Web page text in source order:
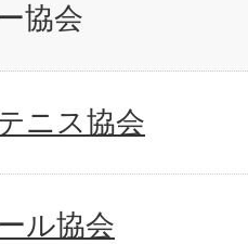
協会
ニス協会
ル協会